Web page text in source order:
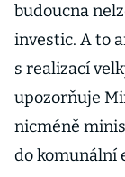
budoucna
investic. A to
s realizací
upozorňuje
nicméně
do komunální